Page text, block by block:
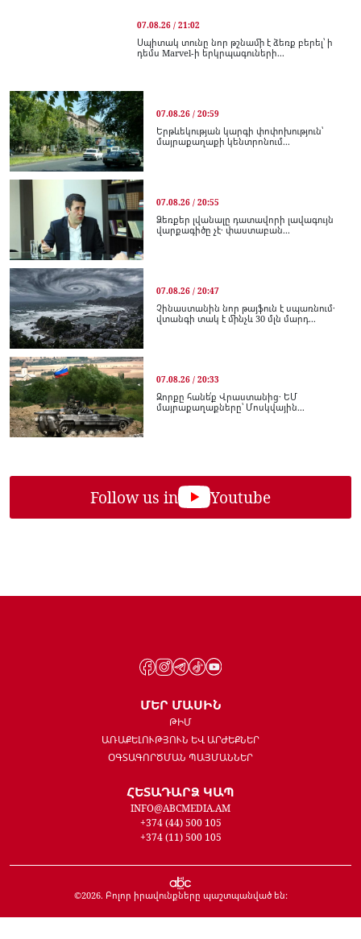
07.08.26 / 21:02
Սպիտակ տունը նոր թշնամի է ձեռք բերել՝ ի
դեմս Marvel-ի երկրպագուների...
07.08.26 / 20:59
Երթևեկության կարգի փոփոխություն՝
մայրաքաղաքի կենտրոնում...
07.08.26 / 20:55
Ձեռքեր լվանալը դատավորի լավագույն
վարքագիծը չէ․ փաստաբան...
07.08.26 / 20:47
Չինաստանին նոր թայֆուն է սպառնում․
վտանգի տակ է մինչև 30 մլն մարդ...
07.08.26 / 20:33
Զորքը հանե՛ք Վրաստանից․ ԵՄ
մայրաքաղաքները՝ Մոսկվային...
Follow us in Youtube
ՄԵՐ ՄԱՍԻՆ
ԹԻՄ
ԱՌԱՔԵԼՈՒԹՅՈՒՆ ԵՎ ԱՐԺԵՔՆԵՐ
ՕԳՏԱԳՈՐԾՄԱՆ ՊԱՅՄԱՆՆԵՐ
ՀԵՏԱԴԱՐՁ ԿԱՊ
INFO@ABCMEDIA.AM
+374 (44) 500 105
+374 (11) 500 105
©2026. Բոլոր իրավունքները պաշտպանված են: